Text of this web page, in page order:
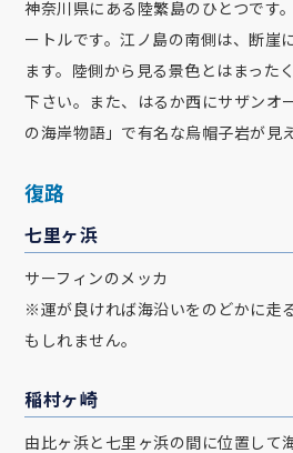
神奈川県にある陸繁島のひとつです
ートルです。江ノ島の南側は、断崖
ます。陸側から見る景色とはまった
下さい。また、はるか西にサザンオ
の海岸物語」で有名な烏帽子岩が見
復路
七里ヶ浜
サーフィンのメッカ
※運が良ければ海沿いをのどかに走
もしれません。
稲村ヶ崎
由比ヶ浜と七里ヶ浜の間に位置して